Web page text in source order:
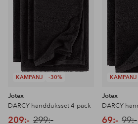
KAMPANJ -30%
Jotex
DARCY handduksset 4-pack
209:- 299:-
KAMPANJ
Jotex
69:- 99:-